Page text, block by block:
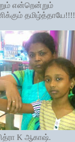
என்றென்றும்
தமிழ்த்தாயே!!!!
ஆகாஷ்.